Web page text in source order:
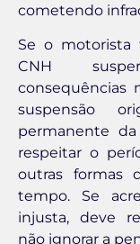
cometendo
Se o motorista
CNH
consequências
suspensão
permanente
respeitar o
outras formas
tempo. Se
injusta, deve
não ignorar a